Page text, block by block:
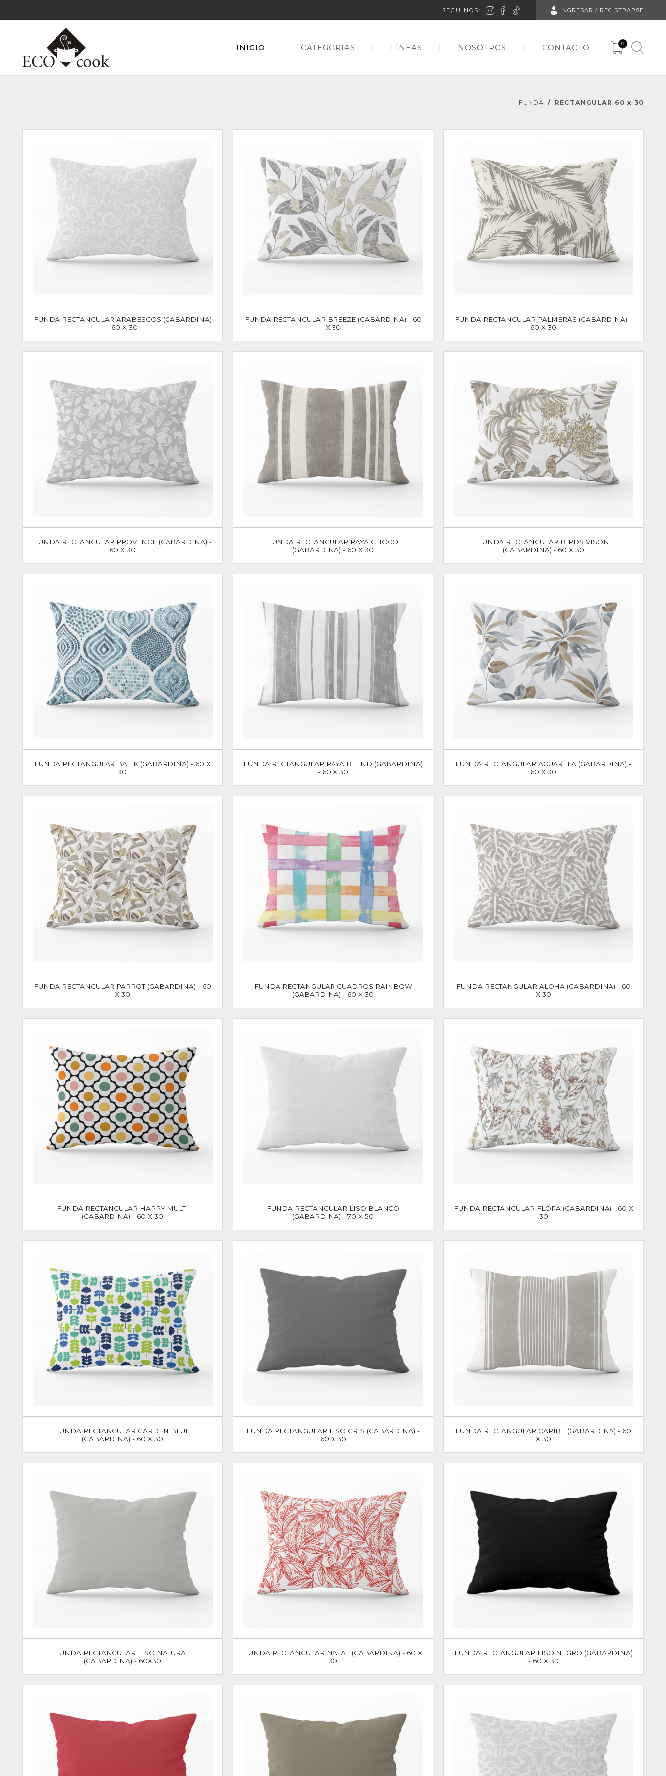
SEGUINOS: INGRESAR / REGISTRARSE
0
INICIO CATEGORIAS LÍNEAS NOSOTROS CONTACTO
FUNDA RECTANGULAR 60 x 30
FUNDA RECTANGULAR ARABESCOS (GABARDINA)
- 60 X 30
FUNDA RECTANGULAR BREEZE (GABARDINA) - 60
X 30
FUNDA RECTANGULAR PALMERAS (GABARDINA) -
60 X 30
FUNDA RECTANGULAR PROVENCE (GABARDINA) -
60 X 30
FUNDA RECTANGULAR RAYA CHOCO
(GABARDINA) - 60 X 30
FUNDA RECTANGULAR BIRDS VISÓN
(GABARDINA) - 60 X 30
FUNDA RECTANGULAR BATIK (GABARDINA) - 60 X
30
FUNDA RECTANGULAR RAYA BLEND (GABARDINA)
- 60 X 30
FUNDA RECTANGULAR ACUARELA (GABARDINA) -
60 X 30
FUNDA RECTANGULAR PARROT (GABARDINA) - 60
X 30
FUNDA RECTANGULAR CUADROS RAINBOW
(GABARDINA) - 60 X 30
FUNDA RECTANGULAR ALOHA (GABARDINA) - 60
X 30
FUNDA RECTANGULAR HAPPY MULTI
(GABARDINA) - 60 X 30
FUNDA RECTANGULAR LISO BLANCO
(GABARDINA) - 70 X 50
FUNDA RECTANGULAR FLORA (GABARDINA) - 60 X
30
FUNDA RECTANGULAR GARDEN BLUE
(GABARDINA) - 60 X 30
FUNDA RECTANGULAR LISO GRIS (GABARDINA) -
60 X 30
FUNDA RECTANGULAR CARIBE (GABARDINA) - 60
X 30
FUNDA RECTANGULAR LISO NATURAL
(GABARDINA) - 60X30
FUNDA RECTANGULAR NATAL (GABARDINA) - 60 X
30
FUNDA RECTANGULAR LISO NEGRO (GABARDINA)
- 60 X 30